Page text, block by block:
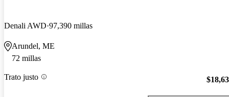
Denali AWD 97,390 millas
Arundel, ME
72 millas
Trato justo